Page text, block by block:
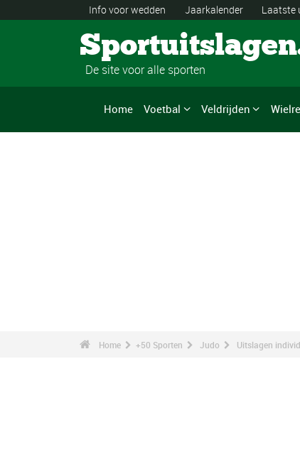
Info voor wedden Jaarkalender Laatste
De site voor alle sporten
Home Voetbal Veldrijden
Home +50 Sporten Judo Uitslagen